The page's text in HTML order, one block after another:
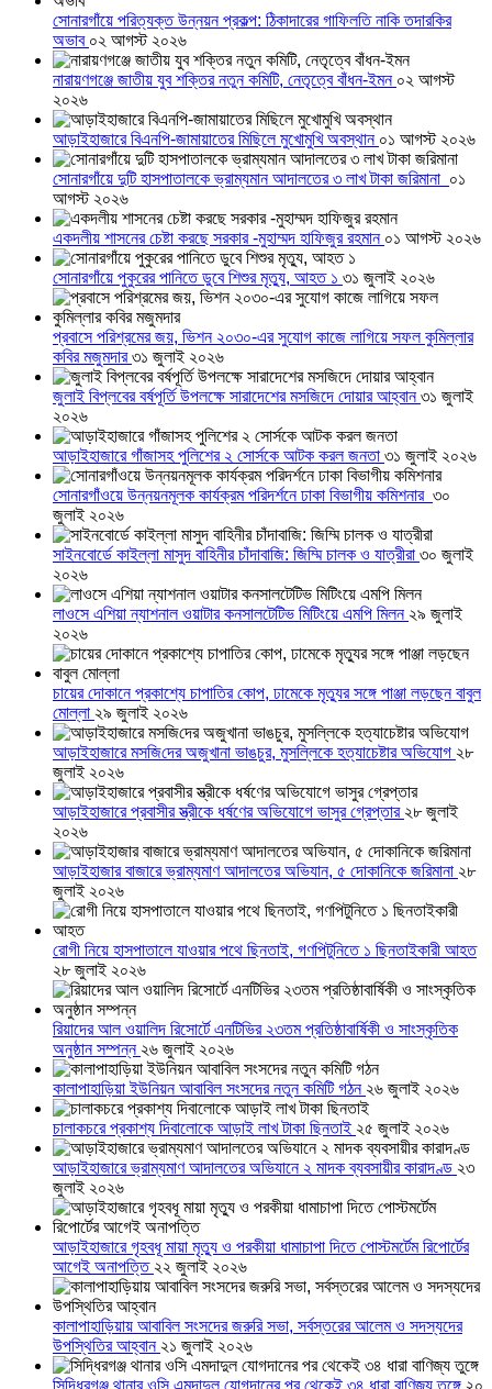
সোনারগাঁয়ে পরিত্যক্ত উন্নয়ন প্রকল্প: ঠিকাদারের গাফিলতি নাকি তদারকির
অভাব ০২ আগস্ট ২০২৬
নারায়ণগঞ্জে জাতীয় যুব শক্তির নতুন কমিটি, নেতৃত্বে বাঁধন-ইমন ০২ আগস্ট
২০২৬
আড়াইহাজারে বিএনপি-জামায়াতের মিছিলে মুখোমুখি অবস্থান ০১ আগস্ট ২০২৬
সোনারগাঁয়ে দুটি হাসপাতালকে ভ্রাম্যমান আদালতের ৩ লাখ টাকা জরিমানা ০১
আগস্ট ২০২৬
একদলীয় শাসনের চেষ্টা করছে সরকার -মুহাম্মদ হাফিজুর রহমান ০১ আগস্ট ২০২৬
সোনারগাঁয়ে পুকুরের পানিতে ডুবে শিশুর মৃত্যু, আহত ১ ৩১ জুলাই ২০২৬
প্রবাসে পরিশ্রমের জয়, ভিশন ২০৩০-এর সুযোগ কাজে লাগিয়ে সফল কুমিল্লার
কবির মজুমদার৩১ জুলাই ২০২৬
জুলাই বিপ্লবের বর্ষপূর্তি উপলক্ষে সারাদেশের মসজিদে দোয়ার আহ্বান৩১ জুলাই
২০২৬
আড়াইহাজারে গাঁজাসহ পুলিশের ২ সোর্সকে আটক করল জনতা ৩১ জুলাই ২০২৬
সোনারগাঁওয়ে উন্নয়নমূলক কার্যক্রম পরিদর্শনে ঢাকা বিভাগীয় কমিশনার ৩০
জুলাই ২০২৬
সাইনবোর্ডে কাইল্লা মাসুদ বাহিনীর চাঁদাবাজি: জিম্মি চালক ও যাত্রীরা ৩০ জুলাই
২০২৬
লাওসে এশিয়া ন্যাশনাল ওয়াটার কনসালটেটিভ মিটিংয়ে এমপি মিলন ২৯ জুলাই
২০২৬
চায়ের দোকানে প্রকাশ্যে চাপাতির কোপ, ঢামেকে মৃত্যুর সঙ্গে পাঞ্জা লড়ছেন বাবুল
মোল্লা ২৯ জুলাই ২০২৬
আড়াইহাজারে মস‌জি‌দের অজুখানা ভাঙচুর, মুসল্লিকে হত্যাচেষ্টার অভিযোগ ২৮
জুলাই ২০২৬
আড়াইহাজারে প্রবাসীর স্ত্রীকে ধর্ষণের অভিযোগে ভাসুর গ্রেপ্তার ২৮ জুলাই
২০২৬
আড়াইহাজার বাজারে ভ্রাম্যমাণ আদালতের অভিযান, ৫ দোকানিকে জরিমানা ২৮
জুলাই ২০২৬
রোগী নিয়ে হাসপাতালে যাওয়ার পথে ছিনতাই, গণপিটুনিতে ১ ছিনতাইকারী আহত
২৮ জুলাই ২০২৬
রিয়াদের আল ওয়ালিদ রিসোর্টে এনটিভির ২৩তম প্রতিষ্ঠাবার্ষিকী ও সাংস্কৃতিক
অনুষ্ঠান সম্পন্ন ২৬ জুলাই ২০২৬
কালাপাহাড়িয়া ইউনিয়ন আবাবিল সংসদের নতুন কমিটি গঠন ২৬ জুলাই ২০২৬
চালাকচরে প্রকাশ্য দিবালোকে আড়াই লাখ টাকা ছিনতাই ২৫ জুলাই ২০২৬
আড়াইহাজারে ভ্রাম্যমাণ আদালতের অভিযানে ২ মাদক ব্যবসায়ীর কারাদণ্ড ২৩
জুলাই ২০২৬
আড়াইহাজারে গৃহবধূ মায়া মৃত্যু ও পরকীয়া ধামাচাপা দিতে পোস্টমর্টেম রিপোর্টের
আগেই অনাপত্তি ২২ জুলাই ২০২৬
কালাপাহাড়িয়ায় আবাবিল সংসদের জরুরি সভা, সর্বস্তরের আলেম ও সদস্যদের
উপস্থিতির আহ্বান ২১ জুলাই ২০২৬
সিদ্ধিরগঞ্জ থানার ওসি এমদাদুল যোগদানের পর থেকেই ৩৪ ধারা বাণিজ্য তুঙ্গে ২০